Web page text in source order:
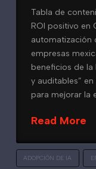
Tabla de
ROI positivo en
automatización
empresas
beneficios de la
y auditables”
para mejorar la
Read More
ADOPCIÓN DE IA